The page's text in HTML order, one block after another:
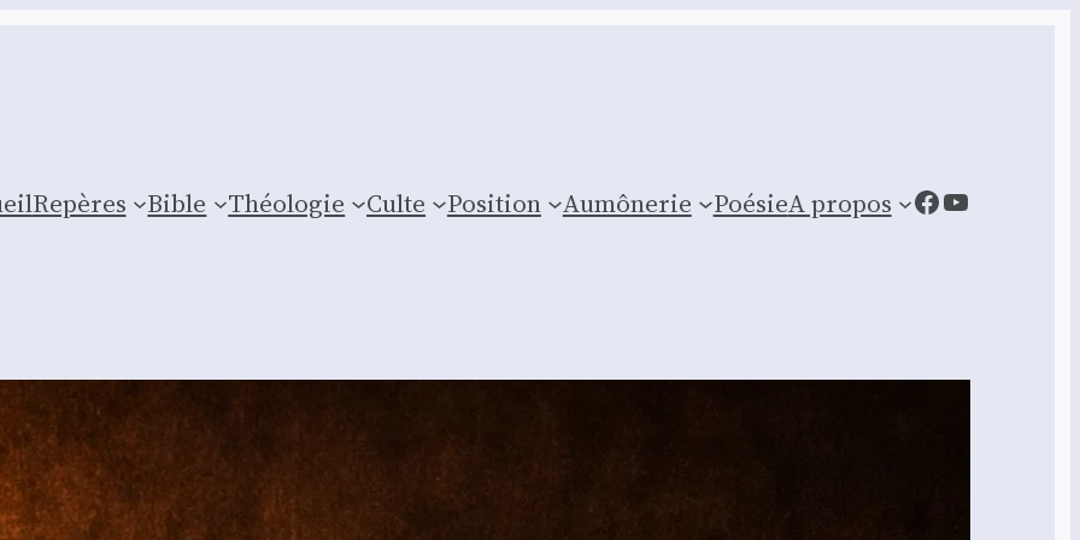
Repères Bible Théologie Culte Posi­tion Aumônerie PoésieA propos Facebook
YouTube